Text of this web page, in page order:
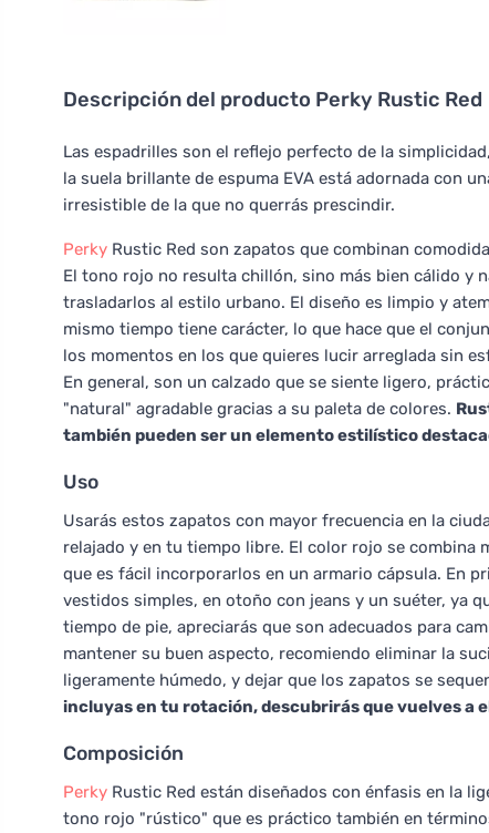
Descripción del producto Perky Rustic Red
Las espadrilles son el reflejo perfecto de la
la suela brillante de espuma EVA está adornada con
irresistible de la que no querrás prescindir.
Perky Rustic Red son zapatos que combinan
El tono rojo no resulta chillón, sino más bien cálido y
trasladarlos al estilo urbano. El diseño es limpio y
mismo tiempo tiene carácter, lo que hace que el
los momentos en los que quieres lucir arreglada sin
En general, son un calzado que se siente ligero,
"natural" agradable gracias a su paleta de colores.
también pueden ser un elemento estilístico
Uso
Usarás estos zapatos con mayor frecuencia en la
relajado y en tu tiempo libre. El color rojo se combina
que es fácil incorporarlos en un armario cápsula. En
vestidos simples, en otoño con jeans y un suéter, ya
tiempo de pie, apreciarás que son adecuados para
mantener su buen aspecto, recomiendo eliminar la
ligeramente húmedo, y dejar que los zapatos se
incluyas en tu rotación, descubrirás que vuelves a
Composición
Perky Rustic Red están diseñados con énfasis en la
tono rojo "rústico" que es práctico también en